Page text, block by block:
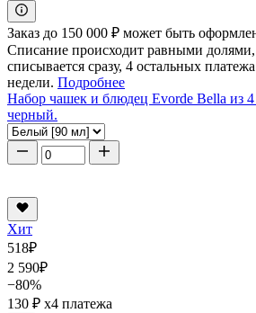
Заказ до 150 000 ₽ может быть
Списание происходит равными
списывается сразу, 4 остальных
недели. Подробнее
Набор чашек и блюдец Evorde Bella из
черный.
Хит
518₽
2 590₽
−80%
130 ₽ x4 платежа